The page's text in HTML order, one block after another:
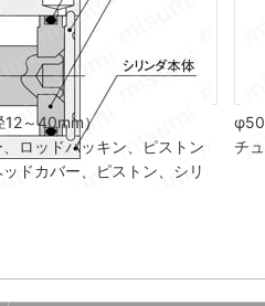
～40mm）
ロッドパッキン、ピストン
ドカバー、ピストン、シリ
φ50
チ